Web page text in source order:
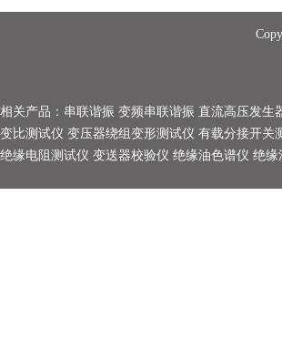
相关产品： 串联谐振 变频串联谐振 直流高压发生
变比测试仪 变压器绕组变形测试仪 有载分接开关
绝缘电阻测试仪 变送器校验仪 绝缘油色谱仪 绝缘